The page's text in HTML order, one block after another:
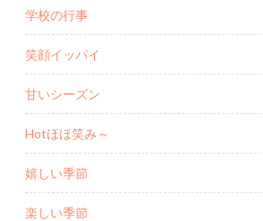
学校の行事
笑顔イッパイ
甘いシーズン
Hotほほ笑み～
嬉しい季節
楽しい季節